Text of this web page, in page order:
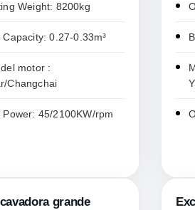
Weight: 8200kg
Capacity: 0.27-0.33m³
motor :
Changchai
Power: 45/2100KW/rpm
grande